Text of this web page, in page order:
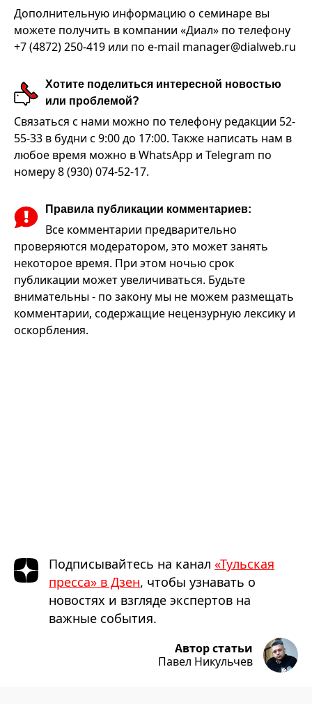
Дополнительную информацию о семинаре вы
можете получить в компании «Диал» по телефону
+7 (4872) 250-419 или по e-mail manager@dialweb.ru
Хотите поделиться интересной новостью
или проблемой?
Связаться с нами можно по телефону редакции 52-
55-33 в будни с 9:00 до 17:00. Также написать нам в
любое время можно в WhatsApp и Telegram по
номеру 8 (930) 074-52-17.
Правила публикации комментариев:
Все комментарии предварительно
проверяются модератором, это может занять
некоторое время. При этом ночью срок
публикации может увеличиваться. Будьте
внимательны - по закону мы не можем размещать
комментарии, содержащие нецензурную лексику и
оскорбления.
Подписывайтесь на канал «Тульская
пресса» в Дзен, чтобы узнавать о
новостях и взгляде экспертов на
важные события.
Автор статьи
Павел Никульчев